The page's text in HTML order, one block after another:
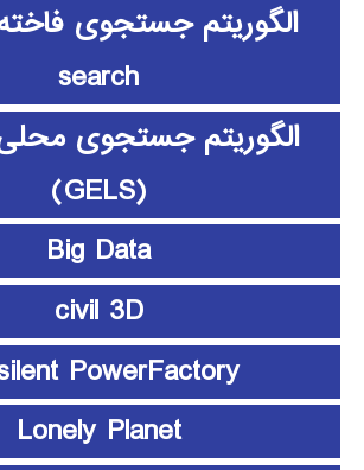
search
الگوریتم جستجوی
(GELS)
Big Data
civil 3D
PowerFactory
Lonely Planet